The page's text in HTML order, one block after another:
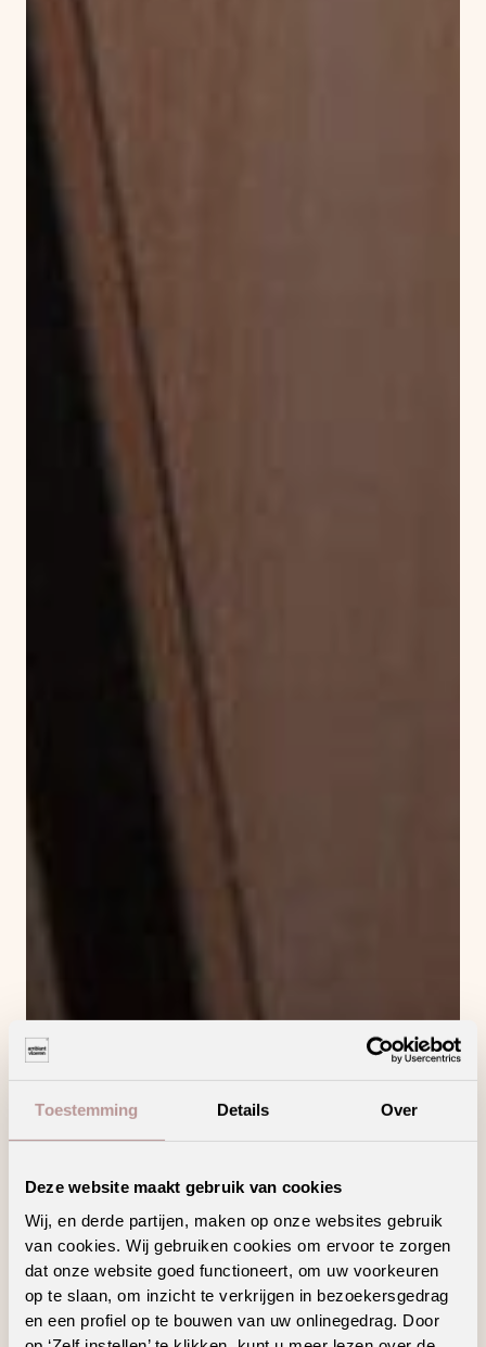
Toestemming Details Over
Deze website maakt gebruik van cookies
Wij, en derde partijen, maken op onze websites gebruik
van cookies. Wij gebruiken cookies om ervoor te zorgen
dat onze website goed functioneert, om uw voorkeuren
op te slaan, om inzicht te verkrijgen in bezoekersgedrag
en een profiel op te bouwen van uw onlinegedrag. Door